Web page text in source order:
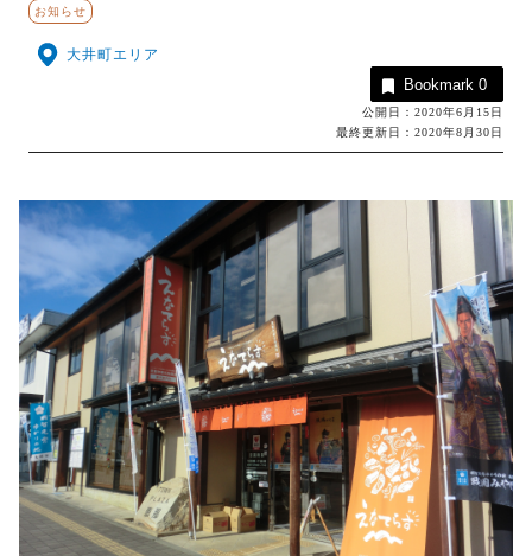
お知らせ
大井町エリア
Bookmark 0
公開日：2020年6月15日
最終更新日：2020年8月30日